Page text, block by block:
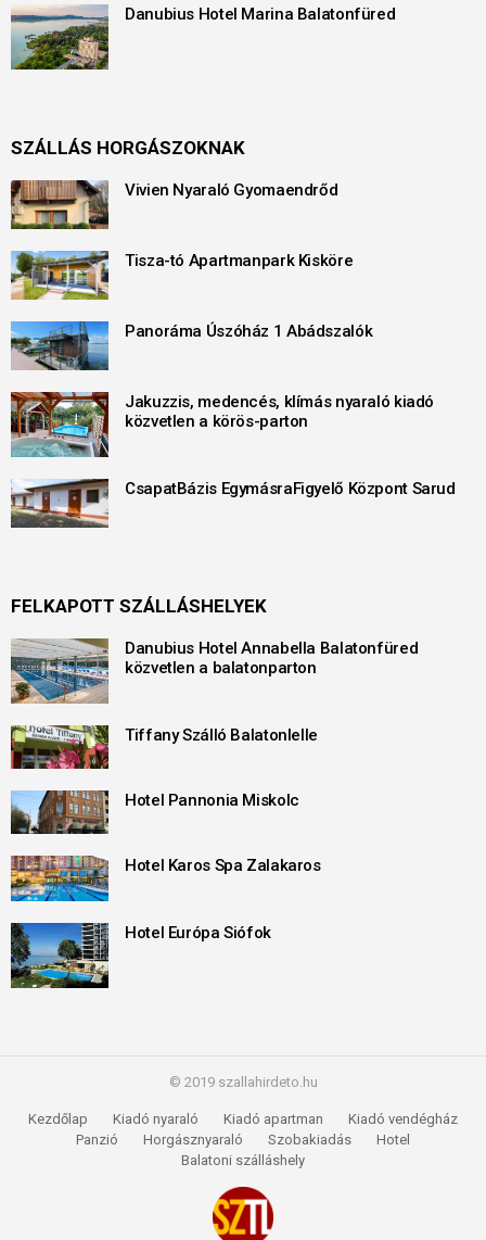
Danubius Hotel Marina Balatonfüred
SZÁLLÁS HORGÁSZOKNAK
Vivien Nyaraló Gyomaendrőd
Tisza-tó Apartmanpark Kisköre
Panoráma Úszóház 1 Abádszalók
Jakuzzis, medencés, klímás nyaraló kiadó
közvetlen a körös-parton
CsapatBázis EgymásraFigyelő Központ Sarud
FELKAPOTT SZÁLLÁSHELYEK
Danubius Hotel Annabella Balatonfüred
közvetlen a balatonparton
Tiffany Szálló Balatonlelle
Hotel Pannonia Miskolc
Hotel Karos Spa Zalakaros
Hotel Európa Siófok
© 2019 szallahirdeto.hu
Kezdőlap Kiadó nyaraló Kiadó apartman
Kiadó vendégház
Panzió
Horgásznyaraló Szobakiadás
Hotel
Balatoni szálláshely